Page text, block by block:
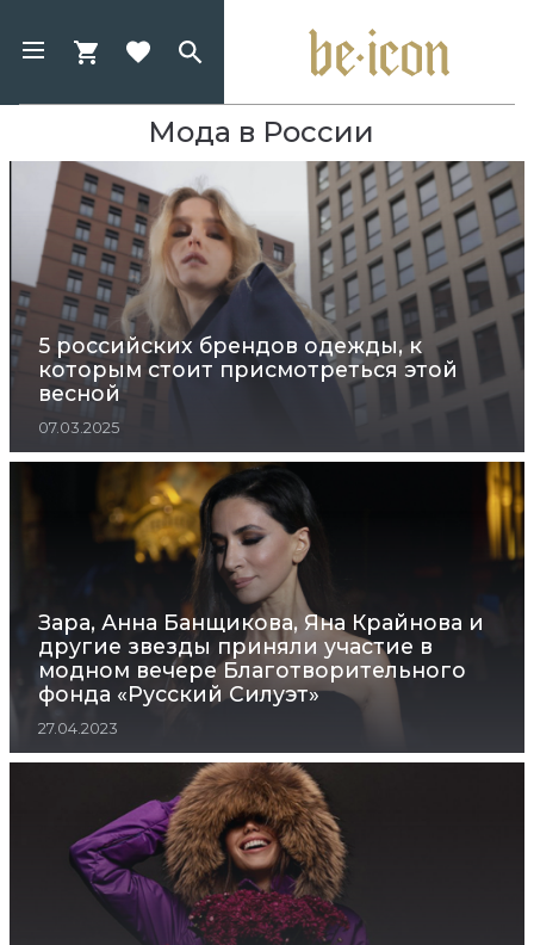
Мода в России
5 российских брендов одежды, к
которым стоит присмотреться этой
весной
07.03.2025
Зара, Анна Банщикова, Яна Крайнова и
другие звезды приняли участие в
модном вечере Благотворительного
фонда «Русский Силуэт»
27.04.2023